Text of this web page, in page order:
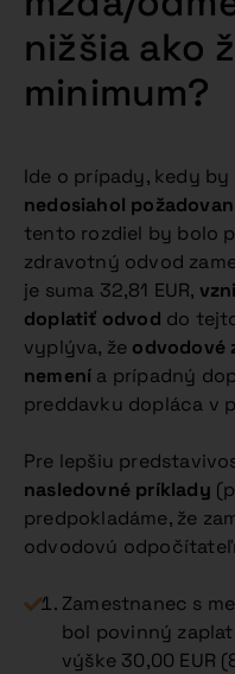
nižšia ako
minimum?
Ide o prípady, kedy
nedosiahol
tento rozdiel by bolo
zdravotný odvod
je suma 32,81 EUR,
doplatiť odvod do
vyplýva, že odvodové
nemení a prípadný
preddavku dopláca v
Pre lepšiu
nasledovné príklady
predpokladáme, že
odvodovú
Zamestnanec s
bol povinný
výške 30,00 EUR